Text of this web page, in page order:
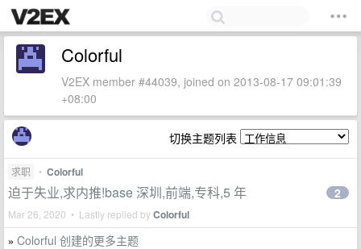
Colorful
V2EX member #44039, joined on 2013-08-17 09:01:39
+08:00
切换主题列表
求职 • Colorful
迫于失业,求内推!base 深圳,前端,专科,5 年
Mar 26, 2020 • Lastly replied byColorful
2
» Colorful 创建的更多主题